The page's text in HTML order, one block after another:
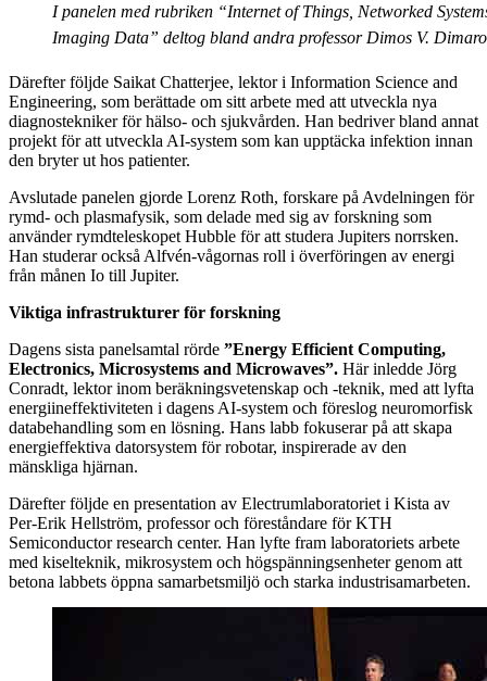
I panelen med rubriken “Internet of Things, Networked
Imaging Data” deltog bland andra professor Dimos V.
Därefter följde Saikat Chatterjee, lektor i Information Science and
Engineering, som berättade om sitt arbete med att utveckla nya
diagnostekniker för hälso- och sjukvården. Han bedriver bland annat
projekt för att utveckla AI-system som kan upptäcka infektion innan
den bryter ut hos patienter.
Avslutade panelen gjorde Lorenz Roth, forskare på Avdelningen för
rymd- och plasmafysik, som delade med sig av forskning som
använder rymdteleskopet Hubble för att studera Jupiters norrsken.
Han studerar också Alfvén-vågornas roll i överföringen av energi
från månen Io till Jupiter.
Viktiga infrastrukturer för forskning
Dagens sista panelsamtal rörde ”Energy Efficient Computing,
Electronics, Microsystems and Microwaves”. Här inledde Jörg
Conradt, lektor inom beräkningsvetenskap och -teknik, med att lyfta
energiineffektiviteten i dagens AI-system och föreslog neuromorfisk
databehandling som en lösning. Hans labb fokuserar på att skapa
energieffektiva datorsystem för robotar, inspirerade av den
mänskliga hjärnan.
Därefter följde en presentation av Electrumlaboratoriet i Kista av
Per-Erik Hellström, professor och föreståndare för KTH
Semiconductor research center. Han lyfte fram laboratoriets arbete
med kiselteknik, mikrosystem och högspänningsenheter genom att
betona labbets öppna samarbetsmiljö och starka industrisamarbeten.